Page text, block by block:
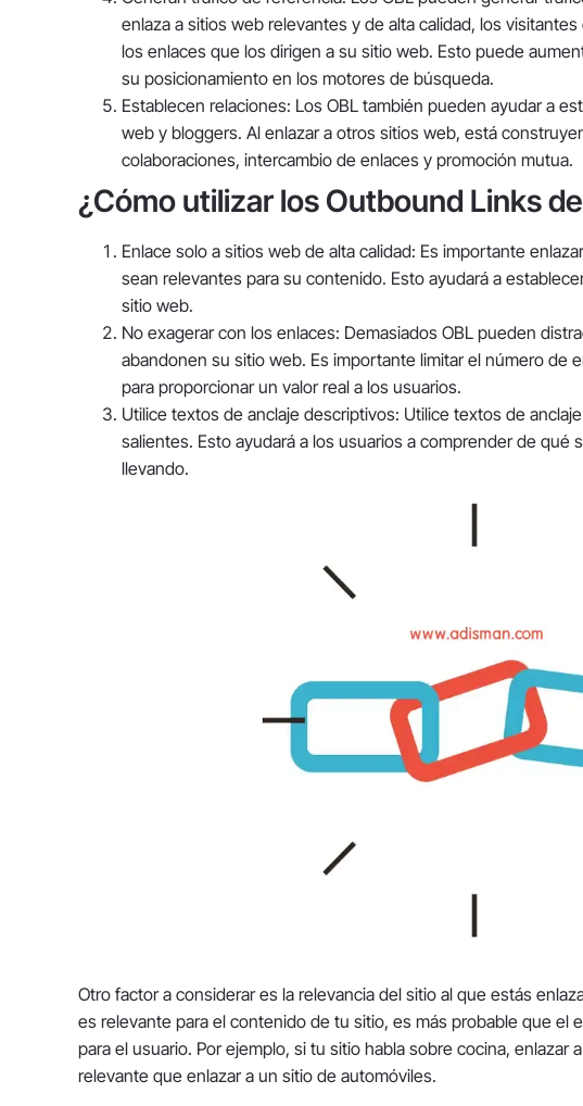
enlaza a sitios web relevantes y de alta calidad, los
los enlaces que los dirigen a su sitio web. Esto puede
su posicionamiento en los motores de búsqueda.
Establecen relaciones: Los OBL también pueden ayudar a
web y bloggers. Al enlazar a otros sitios web, está
colaboraciones, intercambio de enlaces y promoción mutua.
¿Cómo utilizar los Outbound Links
Enlace solo a sitios web de alta calidad: Es importante
sean relevantes para su contenido. Esto ayudará a
sitio web.
No exagerar con los enlaces: Demasiados OBL pueden
abandonen su sitio web. Es importante limitar el número de
para proporcionar un valor real a los usuarios.
Utilice textos de anclaje descriptivos: Utilice textos de
salientes. Esto ayudará a los usuarios a comprender de qué
llevando.
Otro factor a considerar es la relevancia del sitio al que estás
es relevante para el contenido de tu sitio, es más probable que el
para el usuario. Por ejemplo, si tu sitio habla sobre cocina, enlazar
relevante que enlazar a un sitio de automóviles.